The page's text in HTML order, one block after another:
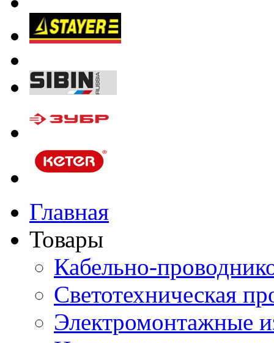
Главная
Товары
Кабельно-
Светотехническая
Электромонтажные